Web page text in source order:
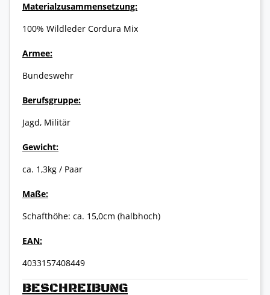
BESCHREIBUNG
Materialzusammensetzung:
100% Wildleder Cordura Mix
Armee:
Bundeswehr
Berufsgruppe:
Jagd, Militär
Gewicht:
ca. 1,3kg / Paar
Maße:
Schafthöhe: ca. 15,0cm (halbhoch)
EAN:
4033157408449